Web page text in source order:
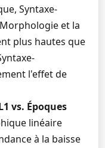
Syntaxe-
et la
plus hautes que
l'effet de
vs. Époques
linéaire
à la baisse